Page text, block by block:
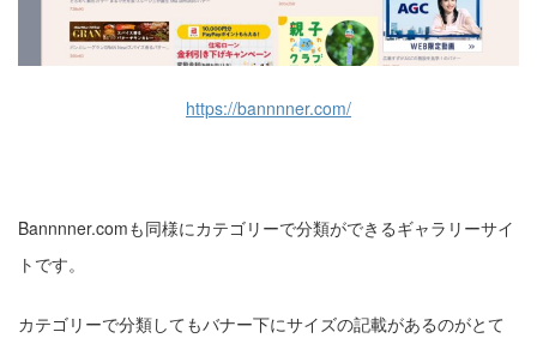
https://bannnner.com/
Bannnner.comも同様にカテゴリーで分類ができるギャラリーサイ
トです。
カテゴリーで分類してもバナー下にサイズの記載があるのがとて